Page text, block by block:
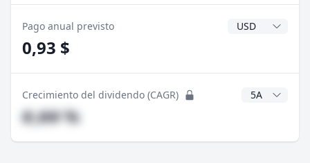
Pago anual previsto Divisa del
0,93 $
Crecimiento del dividendo (CAGR) Años CAGR
#,## %